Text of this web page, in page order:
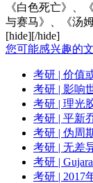
《白色死亡》、
与赛马》、《汤
[hide][/hide]
您可能感兴趣的
考研 | 价值
考研 | 影响
考研 | 理光
考研 | 平新
考研 | 伪周
考研 | 无差
考研 |
考研 | 2017